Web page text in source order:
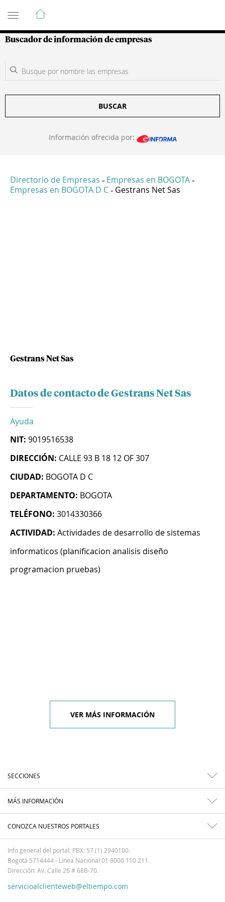
Guía de Empresas Colombianas
Buscador de información de empresas
BUSCAR
Información ofrecida por:
Directorio de Empresas - Empresas en BOGOTA -
Empresas en BOGOTA D C - Gestrans Net Sas
Gestrans Net Sas
Datos de contacto de Gestrans Net Sas
Ayuda
NIT: 9019516538
DIRECCIÓN: CALLE 93 B 18 12 OF 307
CIUDAD: BOGOTA D C
DEPARTAMENTO: BOGOTA
TELÉFONO: 3014330366
ACTIVIDAD: Actividades de desarrollo de sistemas
informaticos (planificacion analisis diseño
programacion pruebas)
VER MÁS INFORMACIÓN
SECCIONES
MÁS INFORMACIÓN
CONOZCA NUESTROS PORTALES
Info general del portal: PBX: 57 (1) 2940100.
Bogotá 5714444 - Línea Nacional 01 8000 110 211.
Dirección: Av. Calle 26 # 68B-70.
servicioalclienteweb@eltiempo.com